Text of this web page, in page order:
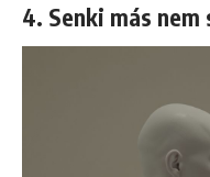
4. Senki más